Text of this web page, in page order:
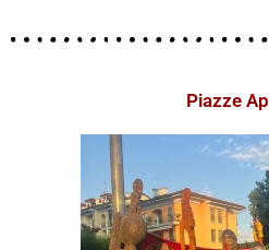
Piazze